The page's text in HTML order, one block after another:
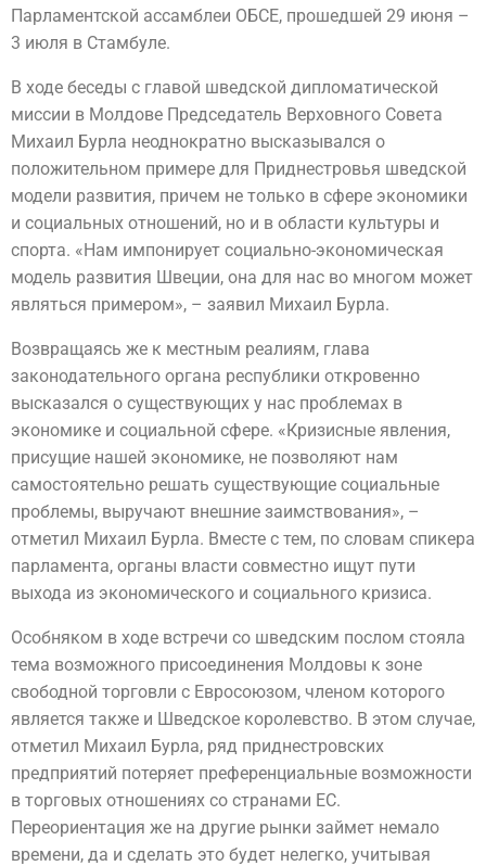
Парламентской ассамблеи ОБСЕ, прошедшей 29 июня –
3 июля в Стамбуле.
В ходе беседы с главой шведской дипломатической
миссии в Молдове Председатель Верховного Совета
Михаил Бурла неоднократно высказывался о
положительном примере для Приднестровья шведской
модели развития, причем не только в сфере экономики
и социальных отношений, но и в области культуры и
спорта. «Нам импонирует социально-экономическая
модель развития Швеции, она для нас во многом может
являться примером», – заявил Михаил Бурла.
Возвращаясь же к местным реалиям, глава
законодательного органа республики откровенно
высказался о существующих у нас проблемах в
экономике и социальной сфере. «Кризисные явления,
присущие нашей экономике, не позволяют нам
самостоятельно решать существующие социальные
проблемы, выручают внешние заимствования», –
отметил Михаил Бурла. Вместе с тем, по словам спикера
парламента, органы власти совместно ищут пути
выхода из экономического и социального кризиса.
Особняком в ходе встречи со шведским послом стояла
тема возможного присоединения Молдовы к зоне
свободной торговли с Евросоюзом, членом которого
является также и Шведское королевство. В этом случае,
отметил Михаил Бурла, ряд приднестровских
предприятий потеряет преференциальные возможности
в торговых отношениях со странами ЕС.
Переориентация же на другие рынки займет немало
времени, да и сделать это будет нелегко, учитывая